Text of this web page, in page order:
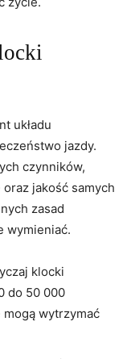
układu
jazdy.
czynników,
jakość samych
zasad
wymieniać.
klocki
do 50 000
wytrzymać